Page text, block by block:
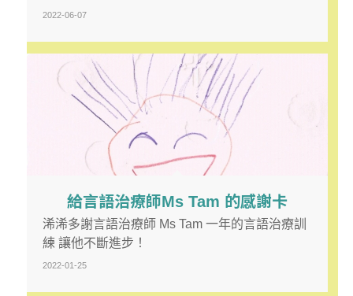
2022-06-07
給言語治療師Ms Tam 的感謝卡
浠浠多謝言語治療師 Ms Tam 一年的言語治療訓
練 讓他不斷進步！
2022-01-25